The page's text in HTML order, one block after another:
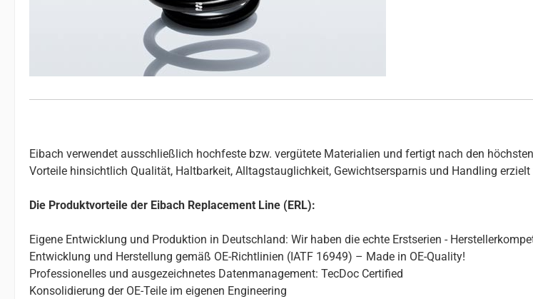
Eibach verwendet ausschließlich hochfeste bzw. vergütete Materialien und fertigt nach den
Vorteile hinsichtlich Qualität, Haltbarkeit, Alltagstauglichkeit, Gewichtsersparnis und Handling erzielt
Die Produktvorteile der Eibach Replacement Line (ERL):
Eigene Entwicklung und Produktion in Deutschland: Wir haben die echte Erstserien -
Entwicklung und Herstellung gemäß OE-Richtlinien (IATF 16949) – Made in OE-Quality!
Professionelles und ausgezeichnetes Datenmanagement: TecDoc Certified
Konsolidierung der OE-Teile im eigenen Engineering